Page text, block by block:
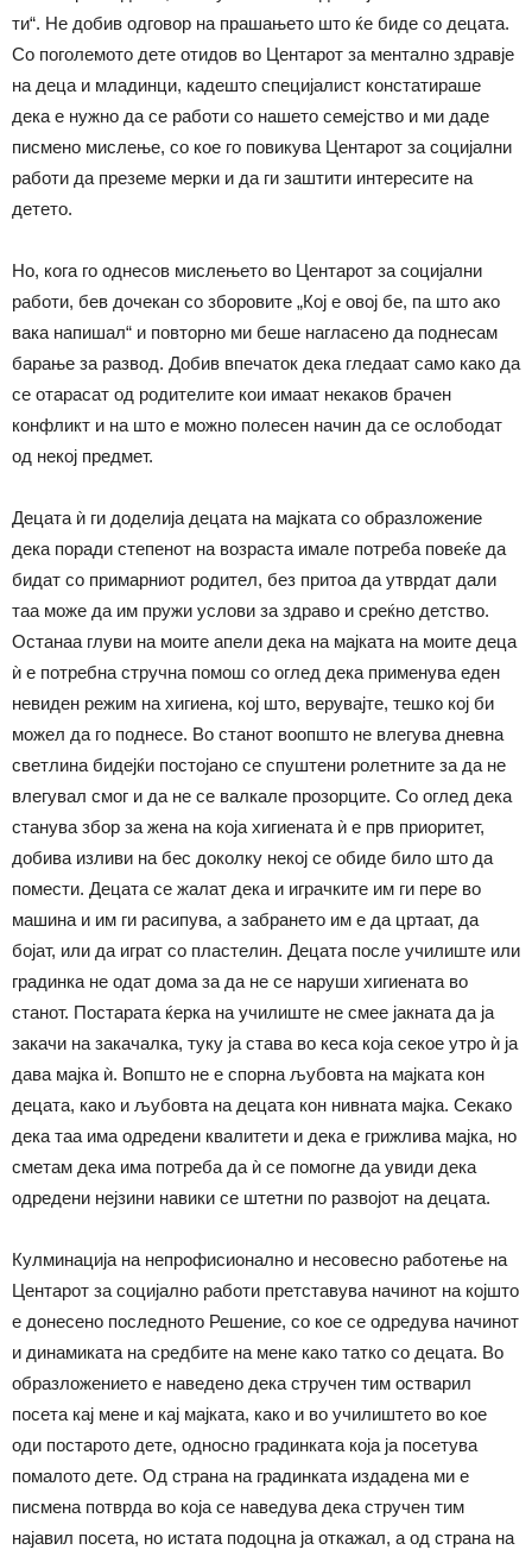
ти“. Не добив одговор на прашањето што ќе биде со децата.
Со поголемото дете отидов во Центарот за ментално здравје
на деца и младинци, кадешто специјалист констатираше
дека е нужно да се работи со нашето семејство и ми даде
писмено мислење, со кое го повикува Центарот за социјални
работи да преземе мерки и да ги заштити интересите на
детето.
Но, кога го однесов мислењето во Центарот за социјални
работи, бев дочекан со зборовите „Кој е овој бе, па што ако
вака напишал“ и повторно ми беше нагласено да поднесам
барање за развод. Добив впечаток дека гледаат само како да
се отарасат од родителите кои имаат некаков брачен
конфликт и на што е можно полесен начин да се ослободат
од некој предмет.
Децата ѝ ги доделија децата на мајката со образложение
дека поради степенот на возраста имале потреба повеќе да
бидат со примарниот родител, без притоа да утврдат дали
таа може да им пружи услови за здраво и среќно детство.
Останаа глуви на моите апели дека на мајката на моите деца
ѝ е потребна стручна помош со оглед дека применува еден
невиден режим на хигиена, кој што, верувајте, тешко кој би
можел да го поднесе. Во станот воопшто не влегува дневна
светлина бидејќи постојано се спуштени ролетните за да не
влегувал смог и да не се валкале прозорците. Со оглед дека
станува збор за жена на која хигиената ѝ е прв приоритет,
добива изливи на бес доколку некој се обиде било што да
помести. Децата се жалат дека и играчките им ги пере во
машина и им ги расипува, а забрането им е да цртаат, да
бојат, или да играт со пластелин. Децата после училиште или
градинка не одат дома за да не се наруши хигиената во
станот. Постарата ќерка на училиште не смее јакната да ја
закачи на закачалка, туку ја става во кеса која секое утро ѝ ја
дава мајка ѝ. Вопшто не е спорна љубовта на мајката кон
децата, како и љубовта на децата кон нивната мајка. Секако
дека таа има одредени квалитети и дека е грижлива мајка, но
сметам дека има потреба да ѝ се помогне да увиди дека
одредени нејзини навики се штетни по развојот на децата.
Кулминација на непрофисионално и несовесно работење на
Центарот за социјално работи претставува начинот на којшто
е донесено последното Решение, со кое се одредува начинот
и динамиката на средбите на мене како татко со децата. Во
образложението е наведено дека стручен тим остварил
посета кај мене и кај мајката, како и во училиштето во кое
оди постарото дете, односно градинката која ја посетува
помалото дете. Од страна на градинката издадена ми е
писмена потврда во која се наведува дека стручен тим
најавил посета, но истата подоцна ја откажал, а од страна на